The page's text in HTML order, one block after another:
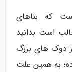
که بناهای
است بدانید
بسیاری از دوک های بزرگ
به همین علت